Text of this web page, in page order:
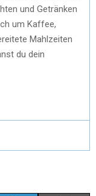
und Getränken
um Kaffee,
Mahlzeiten
du dein